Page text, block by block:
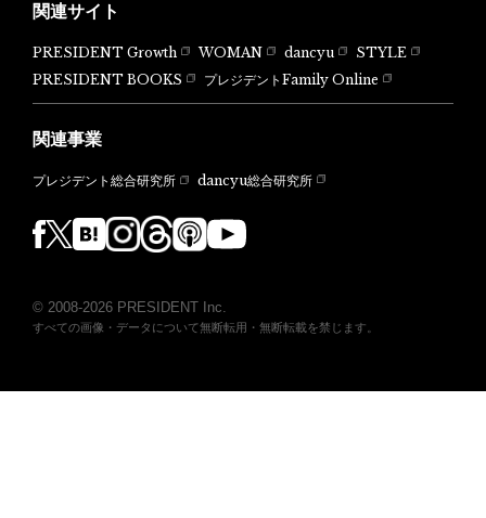
関連サイト
PRESIDENT Growth WOMAN dancyu
STYLE
PRESIDENT BOOKS
プレジデントFamily Online
関連事業
プレジデント総合研究所 dancyu総合研究所
© 2008-2026 PRESIDENT Inc.
すべての画像・データについて無断転用・無断転載を禁じます。